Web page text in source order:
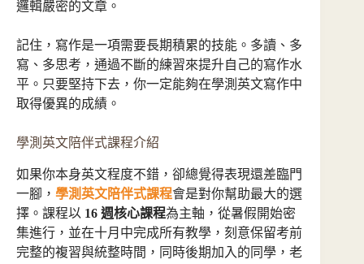
邏輯嚴密的文章。
記住，寫作是一項需要長期積累的技能。多讀、多
寫、多思考，通過不斷的練習來提升自己的寫作水
平。只要堅持下去，你一定能夠在學測英文寫作中
取得優異的成績。
學測英文陪伴式課程介紹
如果你本身英文程度不錯，卻總覺得表現還差臨門
一腳， 學測英文陪伴式課程會是對你幫助最大的選
擇。課程以 16 週核心課程為主軸，從暑假開始密
集進行，並在十月中完成所有教學，刻意保留考前
完整的複習與統整時間，同時後期加入的同學，老